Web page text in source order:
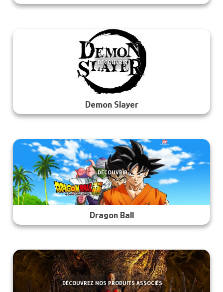
Demon Slayer
DÉCOUVRIR
Dragon Ball
DÉCOUVRIR
DÉCOUVREZ NOS PRODUITS ASSOCIÉS